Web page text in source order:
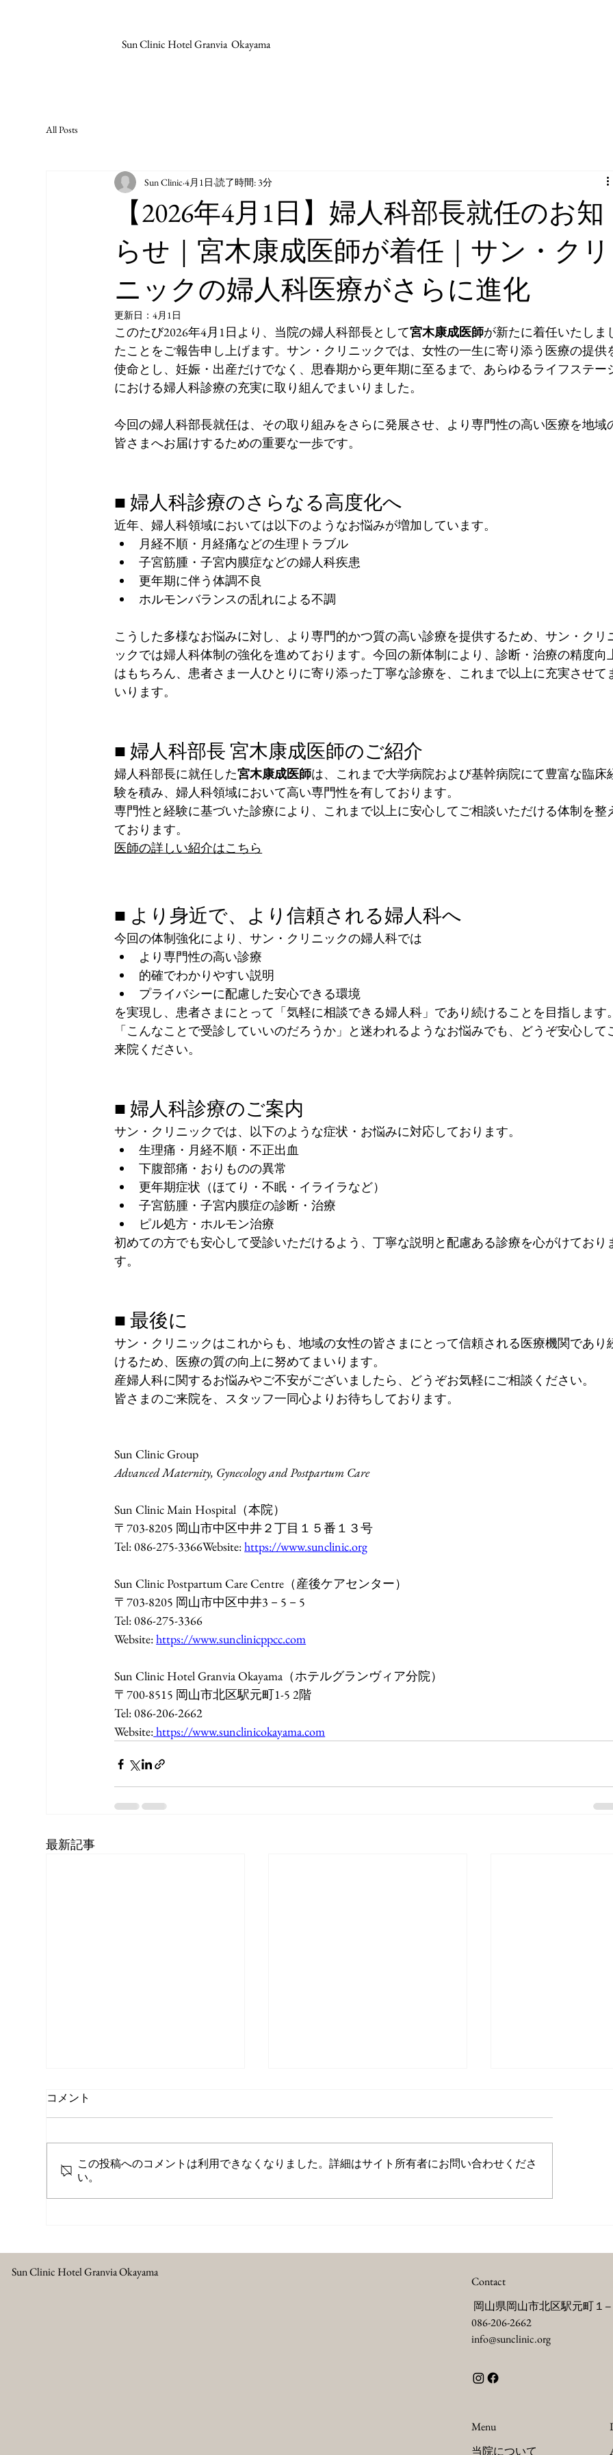
Sun Clinic Hotel Granvia Okayama
All Posts
【2026年4月1日】婦人科部長就任のお知
らせ｜宮木康成医師が着任｜サン・クリ
ニックの婦人科医療がさらに進化
Sun Clinic4月1日読了時間: 3分
更新日：4月1日
このたび2026年4月1日より、当院の婦人科部長として宮木康成医師が新たに着任いたしま
たことをご報告申し上げます。サン・クリニックでは、女性の一生に寄り添う医療の提供
使命とし、妊娠・出産だけでなく、思春期から更年期に至るまで、あらゆるライフステー
における婦人科診療の充実に取り組んでまいりました。
今回の婦人科部長就任は、その取り組みをさらに発展させ、より専門性の高い医療を地域
皆さまへお届けするための重要な一歩です。
■ 婦人科診療のさらなる高度化へ
近年、婦人科領域においては以下のようなお悩みが増加しています。
月経不順・月経痛などの生理トラブル
子宮筋腫・子宮内膜症などの婦人科疾患
更年期に伴う体調不良
ホルモンバランスの乱れによる不調
こうした多様なお悩みに対し、より専門的かつ質の高い診療を提供するため、サン・クリ
ックでは婦人科体制の強化を進めております。今回の新体制により、診断・治療の精度向
はもちろん、患者さま一人ひとりに寄り添った丁寧な診療を、これまで以上に充実させて
いります。
■ 婦人科部長 宮木康成医師のご紹介
婦人科部長に就任した宮木康成医師は、これまで大学病院および基幹病院にて豊富な臨床
験を積み、婦人科領域において高い専門性を有しております。
専門性と経験に基づいた診療により、これまで以上に安心してご相談いただける体制を整
ております。
医師の詳しい紹介はこちら
■ より身近で、より信頼される婦人科へ
今回の体制強化により、サン・クリニックの婦人科では
より専門性の高い診療
的確でわかりやすい説明
プライバシーに配慮した安心できる環境
を実現し、患者さまにとって「気軽に相談できる婦人科」であり続けることを目指します
「こんなことで受診していいのだろうか」と迷われるようなお悩みでも、どうぞ安心して
来院ください。
■ 婦人科診療のご案内
サン・クリニックでは、以下のような症状・お悩みに対応しております。
生理痛・月経不順・不正出血
下腹部痛・おりものの異常
更年期症状（ほてり・不眠・イライラなど）
子宮筋腫・子宮内膜症の診断・治療
ピル処方・ホルモン治療
初めての方でも安心して受診いただけるよう、丁寧な説明と配慮ある診療を心がけており
す。
■ 最後に
サン・クリニックはこれからも、地域の女性の皆さまにとって信頼される医療機関であり
けるため、医療の質の向上に努めてまいります。
産婦人科に関するお悩みやご不安がございましたら、どうぞお気軽にご相談ください。
皆さまのご来院を、スタッフ一同心よりお待ちしております。
Sun Clinic Group
Advanced Maternity, Gynecology and Postpartum Care
Sun Clinic Main Hospital（本院）
〒703-8205 岡山市中区中井２丁目１５番１３号
Tel: 086-275-3366Website: https://www.sunclinic.org
Sun Clinic Postpartum Care Centre（産後ケアセンター）
〒703-8205 岡山市中区中井3－5－5
Tel: 086-275-3366
Website: https://www.sunclinicppcc.com
Sun Clinic Hotel Granvia Okayama（ホテルグランヴィア分院）
〒700-8515 岡山市北区駅元町1-5 2階
Tel: 086-206-2662
Website:https://www.sunclinicokayama.com
最新記事
女性の毎日に、より自由と心
ェムケアを開始
プレコンセプションケアと
岡山での安心な出
コメント
この投稿へのコメントは利用できなくなりました。詳細はサイト所有者にお問い合わせくださ
い。
Sun Clinic Hotel Granvia Okayama
Menu
当院について
Contact
岡山県岡山市北区駅元町１
086-206-2662
info@sunclinic.org